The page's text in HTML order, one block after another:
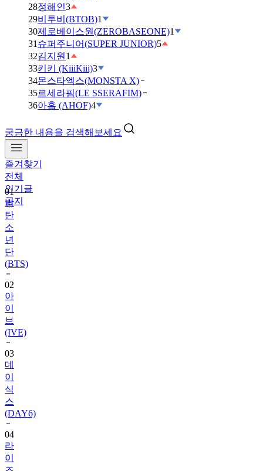
28정해인3
29비투비(BTOB)1
30제로베이스원(ZEROBASEONE)1
31 슈퍼주니어(SUPER JUNIOR)5
32김지원 1
33키키 (KiiiKiii)3
34몬스타엑스(MONSTA X)
35르세라핌(LE SSERAFIM)
36아홉 (AHOF)4
궁금한 내용을 검색해보세요
즐겨찾기
전체
인기글
공지
01
방
탄
소
년
단
(BTS)
02
아
이
브
(IVE)
03
데
이
식
스
(DAY6)
04
라
이